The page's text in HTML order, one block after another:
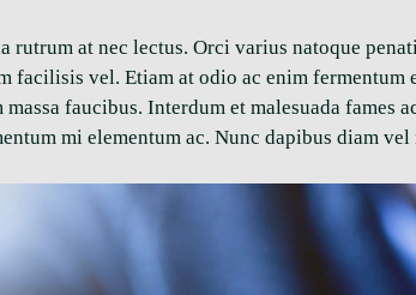
rutrum at nec lectus. Orci varius natoque
facilisis vel. Etiam at odio ac enim
faucibus. Interdum et malesuada
mi elementum ac. Nunc dapibus diam